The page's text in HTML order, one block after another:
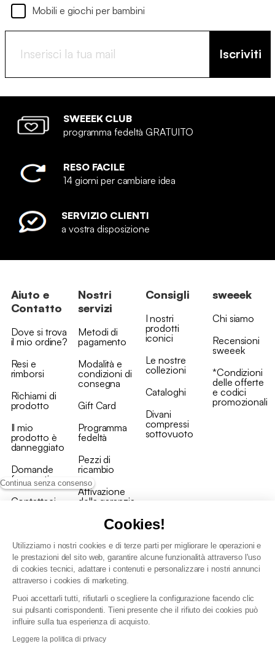
Continua senza consenso
Cookies!
Utilizziamo i nostri cookies e di terze parti per migliorare le operazioni e
le prestazioni del sito web, garantire alcune funzionalità attraverso l'uso
di cookies tecnici, adattare i contenuti e personalizzare i nostri annunci
attraverso i cookies di marketing.
Puoi accettarli tutti, rifiutarli o scegliere la configurazione facendo clic
sui pulsanti corrispondenti. Tieni presente che il rifiuto dei cookies può
influire sulla tua esperienza di acquisto.
Leggere la politica di privacy
Mobili e giochi per bambini
Iscriviti
SWEEEK CLUB
programma fedeltà GRATUITO
RESO FACILE
14 giorni per cambiare idea
SERVIZIO CLIENTI
a vostra disposizione
Aiuto e
Contatto
Dove si trova
il mio ordine?
Resi e
rimborsi
Richiami di
prodotto
Il mio
prodotto è
danneggiato
Domande
frequenti
Contattaci
Nostri
servizi
Metodi di
pagamento
Modalità e
condizioni di
consegna
Gift Card
Programma
fedeltà
Pezzi di
ricambio
Attivazione
della garanzia
Consigli
I nostri
prodotti
iconici
Le nostre
collezioni
Cataloghi
Divani
compressi
sottovuoto
sweeek
Chi siamo
Recensioni
sweeek
*Condizioni
delle offerte
e codici
promozionali
Condizioni generali vendita
Politica di gestione dei dati personali e dei cookie
Condizioni generali di vendita per clienti professionali
Dichiarazione di accessibilità